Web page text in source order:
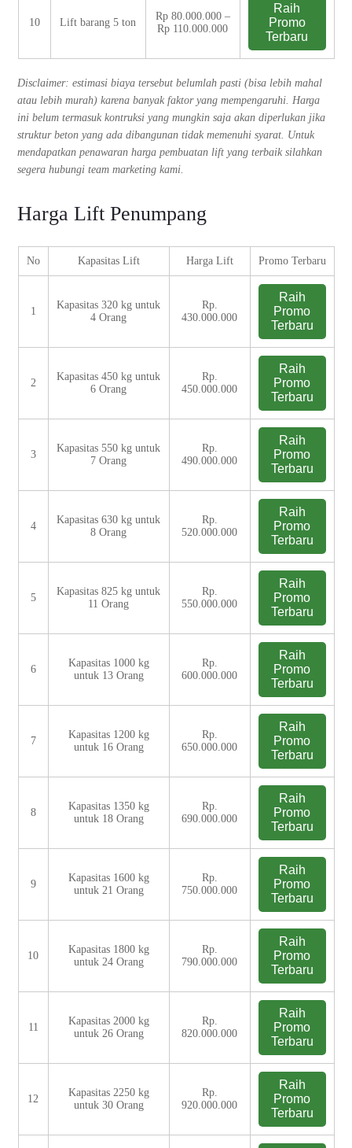
10 Lift barang 5 ton
Rp 80.000.000 –
Rp 110.000.000
Raih
Promo
Terbaru
Disclaimer: estimasi biaya tersebut belumlah pasti (bisa lebih mahal
atau lebih murah) karena banyak faktor yang mempengaruhi. Harga
ini belum termasuk kontruksi yang mungkin saja akan diperlukan jika
struktur beton yang ada dibangunan tidak memenuhi syarat. Untuk
mendapatkan penawaran harga pembuatan lift yang terbaik silahkan
segera hubungi team marketing kami.
Harga Lift Penumpang
No Kapasitas Lift Harga Lift Promo Terbaru
1
Kapasitas 320 kg untuk
4 Orang
Rp.
430.000.000
Raih
Promo
Terbaru
2
Kapasitas 450 kg untuk
6 Orang
Rp.
450.000.000
Raih
Promo
Terbaru
3
Kapasitas 550 kg untuk
7 Orang
Rp.
490.000.000
Raih
Promo
Terbaru
4
Kapasitas 630 kg untuk
8 Orang
Rp.
520.000.000
Raih
Promo
Terbaru
5
Kapasitas 825 kg untuk
11 Orang
Rp.
550.000.000
Raih
Promo
Terbaru
6
Kapasitas 1000 kg
untuk 13 Orang
Rp.
600.000.000
Raih
Promo
Terbaru
7
Kapasitas 1200 kg
untuk 16 Orang
Rp.
650.000.000
Raih
Promo
Terbaru
8
Kapasitas 1350 kg
untuk 18 Orang
Rp.
690.000.000
Raih
Promo
Terbaru
9
Kapasitas 1600 kg
untuk 21 Orang
Rp.
750.000.000
Raih
Promo
Terbaru
10
Kapasitas 1800 kg
untuk 24 Orang
Rp.
790.000.000
Raih
Promo
Terbaru
11
Kapasitas 2000 kg
untuk 26 Orang
Rp.
820.000.000
Raih
Promo
Terbaru
12
Kapasitas 2250 kg
untuk 30 Orang
Rp.
920.000.000
Raih
Promo
Terbaru